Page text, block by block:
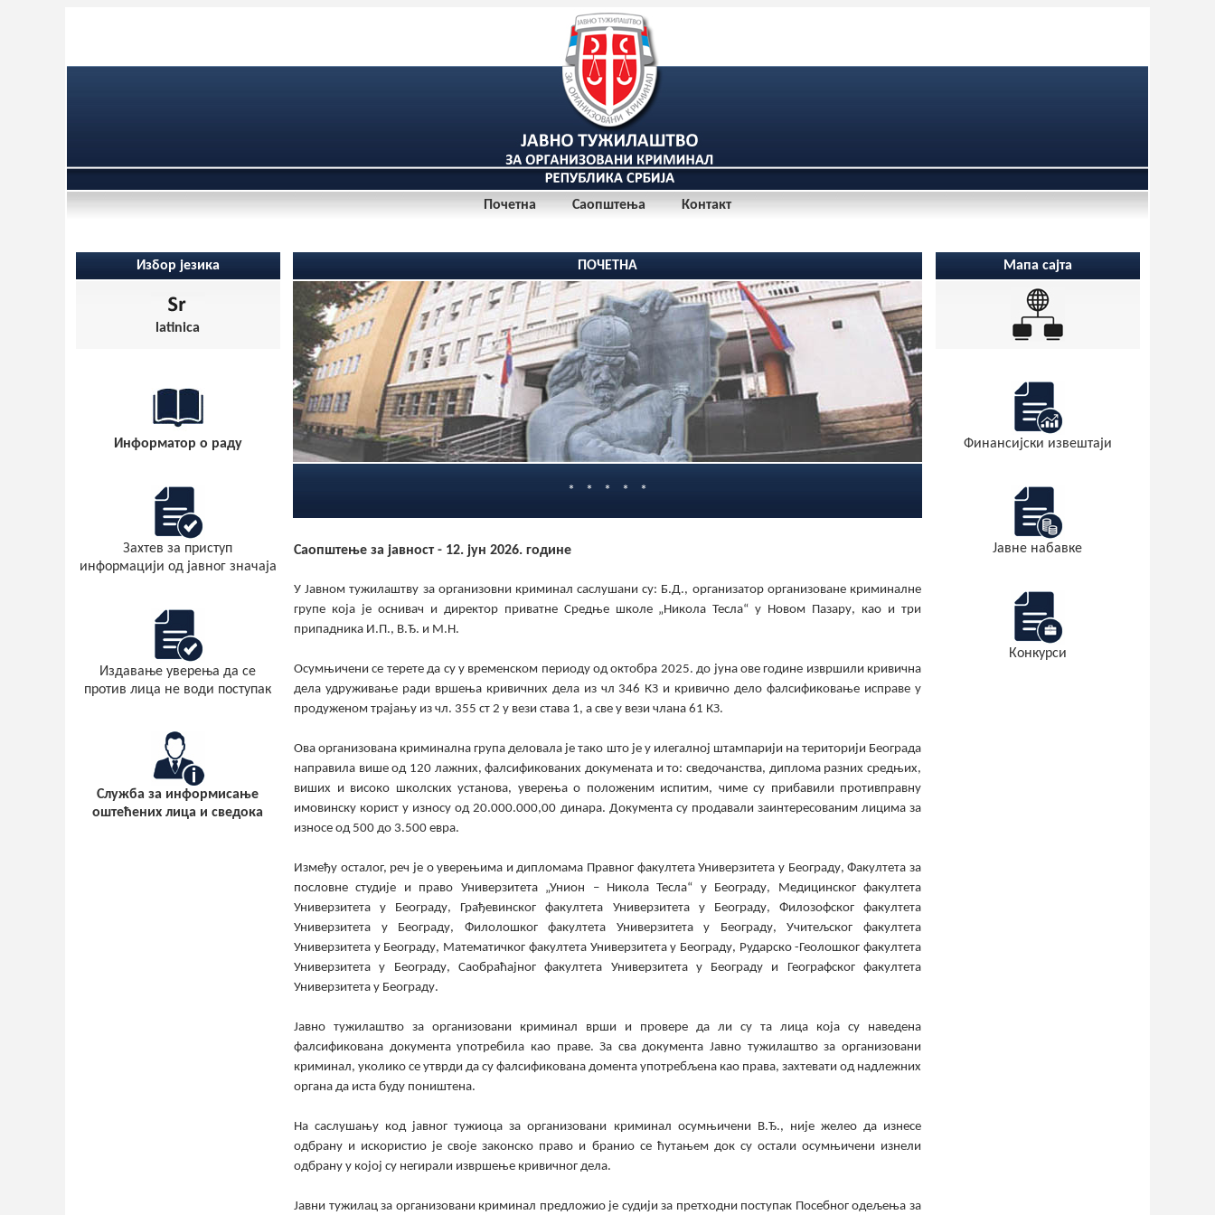
Почетна Саопштења Контакт
Избор језика
latinica
Информатор о раду
Захтев за приступ
информацији од јавног значаја
Издавање уверења да се
против лица не води поступак
Служба за информисање
оштећених лица и сведока
ПОЧЕТНА
* * * * *
Саопштење за јавност- 12. јун 2026. године
У Јавном тужилаштву за организовни криминал саслушани су: Б.Д., организатор организоване криминалне
групе која је оснивач и директор приватне Средње школе „Никола Тесла“ у Новом Пазару, као и три
припадника И.П., В.Ђ. и М.Н.
Осумњичени се терете да су у временском периоду од октобра 2025. до јуна ове године извршили кривична
дела удруживање ради вршења кривичних дела из чл 346 КЗ и кривично дело фалсификовање исправе у
продуженом трајању из чл. 355 ст 2 у вези става 1, а све у вези члана 61 КЗ.
Ова организована криминална група деловала је тако што је у илегалној штампарији на територији Београда
направила више од 120 лажних, фалсификованих докумената и то: сведочанства, диплома разних средњих,
виших и високо школских установа, уверења о положеним испитим, чиме су прибавили противправну
имовинску корист у износу од 20.000.000,00 динара. Документа су продавали заинтересованим лицима за
износе од 500 до 3.500 евра.
Између осталог, реч је о уверењима и дипломама Правног факултета Универзитета у Београду, Факултета за
пословне студије и право Универзитета „Унион – Никола Тесла“ у Београду, Медицинског факултета
Универзитета у Београду, Грађевинског факултета Универзитета у Београду, Филозофског факултета
Универзитета у Београду, Филолошког факултета Универзитета у Београду, Учитељског факултета
Универзитета у Београду, Математичког факултета Универзитета у Београду, Рударско -Геолошког факултета
Универзитета у Београду, Саобраћајног факултета Универзитета у Београду и Географског факултета
Универзитета у Београду.
Јавно тужилаштво за организовани криминал врши и провере да ли су та лица која су наведена
фалсификована документа употребила као праве. За сва документа Јавно тужилаштво за организовани
криминал, уколико се утврди да су фалсификована домента употребљена као права, захтевати од надлежних
органа да иста буду поништена.
На саслушању код јавног тужиоца за организовани криминал осумњичени В.Ђ., није желео да изнесе
одбрану и искористио је своје законско право и бранио се ћутањем док су остали осумњичени изнели
одбрану у којој су негирали извршење кривичног дела.
Јавни тужилац за организовани криминал предложио је судији за претходни поступак Посебног одељења за
Мапа сајта
Финансијски извештаји
Јавне набавке
Конкурси